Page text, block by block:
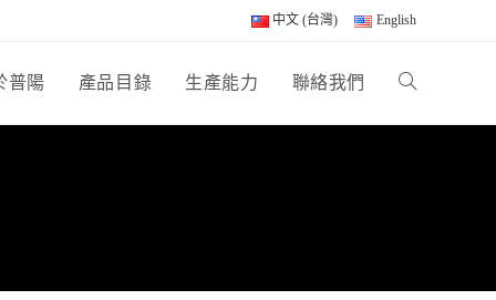
中文 (台灣) English
普陽 產品目錄 生產能力 聯絡我們